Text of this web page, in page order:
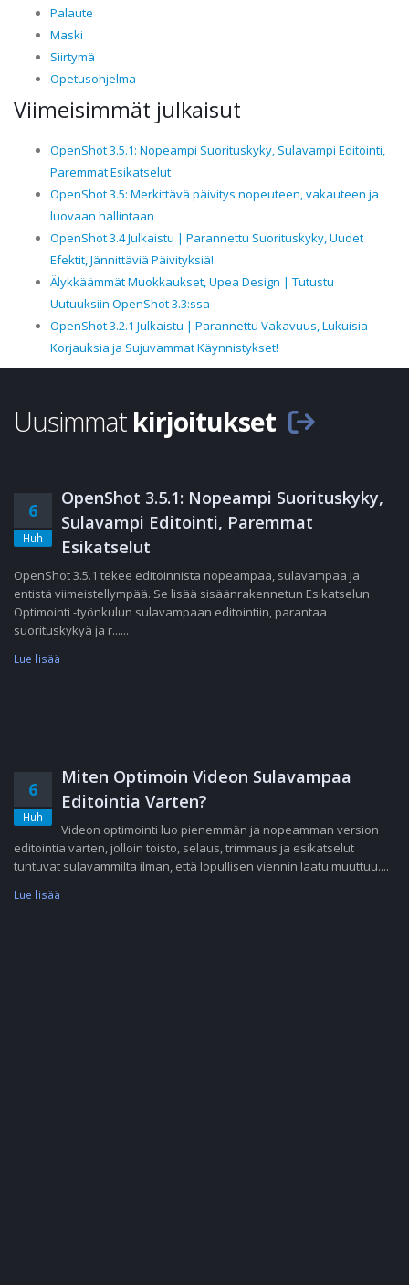
Palaute
Maski
Siirtymä
Opetusohjelma
Viimeisimmät julkaisut
OpenShot 3.5.1: Nopeampi Suorituskyky, Sulavampi Editointi,
Paremmat Esikatselut
OpenShot 3.5: Merkittävä päivitys nopeuteen, vakauteen ja
luovaan hallintaan
OpenShot 3.4 Julkaistu | Parannettu Suorituskyky, Uudet
Efektit, Jännittäviä Päivityksiä!
Älykkäämmät Muokkaukset, Upea Design | Tutustu
Uutuuksiin OpenShot 3.3:ssa
OpenShot 3.2.1 Julkaistu | Parannettu Vakavuus, Lukuisia
Korjauksia ja Sujuvammat Käynnistykset!
Uusimmat kirjoitukset
6
Huh
OpenShot 3.5.1: Nopeampi Suorituskyky,
Sulavampi Editointi, Paremmat
Esikatselut
OpenShot 3.5.1 tekee editoinnista nopeampaa, sulavampaa ja
entistä viimeistellympää. Se lisää sisäänrakennetun Esikatselun
Optimointi -työnkulun sulavampaan editointiin, parantaa
suorituskykyä ja r......
Lue lisää
6
Huh
Miten Optimoin Videon Sulavampaa
Editointia Varten?
Videon optimointi luo pienemmän ja nopeamman version
editointia varten, jolloin toisto, selaus, trimmaus ja esikatselut
tuntuvat sulavammilta ilman, että lopullisen viennin laatu muuttuu....
Lue lisää